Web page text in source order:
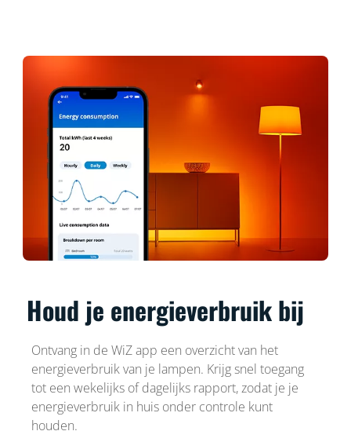
Houd je energieverbruik bij
Ontvang in de WiZ app een overzicht van het
energieverbruik van je lampen. Krijg snel toegang
tot een wekelijks of dagelijks rapport, zodat je je
energieverbruik in huis onder controle kunt
houden.